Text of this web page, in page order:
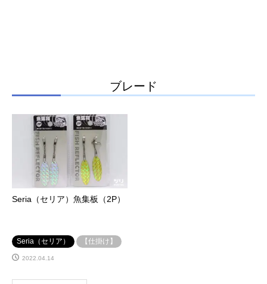
ブレード
Seria（セリア）魚集板（2P）
Seria（セリア） 【仕掛け】
2022.04.14